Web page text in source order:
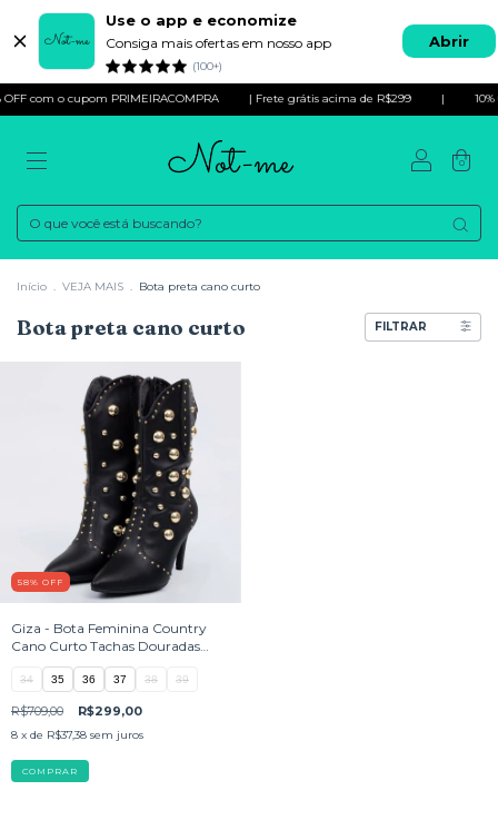
Use o app e economize
Consiga mais ofertas em nosso app
(100+)
Abrir
com o cupom PRIMEIRACOMPRA | Frete grátis acima de R$299 10%
0
Início . VEJA MAIS . Bota preta cano curto
Bota preta cano curto FILTRAR
58% OFF
Giza - Bota Feminina Country
Cano Curto Tachas Douradas
Preto
34 35 36 37 38 39
R$709,00 R$299,00
8 x de R$37,38 sem juros
COMPRAR